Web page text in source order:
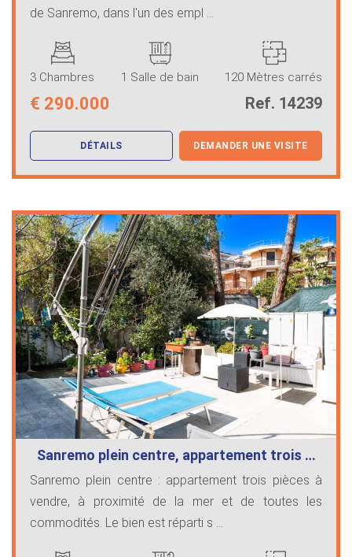
de Sanremo, dans l'un des empl ...
3 Chambres 1 Salle de bain 120 Mètres carrés
€ 290.000 Ref. 14239
DÉTAILS DEMANDER UNE VISITE
Sanremo plein centre, appartement trois …
Sanremo plein centre : appartement trois pièces à
vendre, à proximité de la mer et de toutes les
commodités. Le bien est réparti s ...